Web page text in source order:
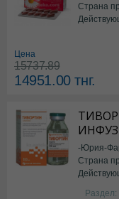
Страна
Цена
15737.89
14951.00тнг.
-Юрия-
Страна
Раздел: